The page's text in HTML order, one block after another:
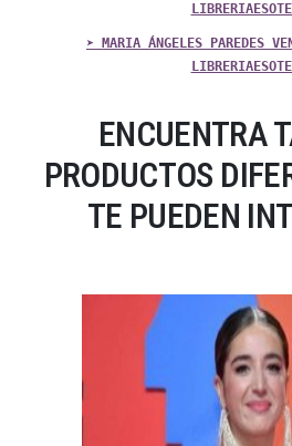
➤ MARIA ÁNGELES PAREDES
ENCUENTRA
PRODUCTOS
TE PUEDEN